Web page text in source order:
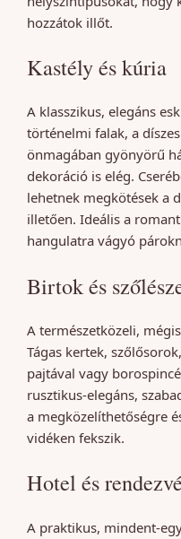
hozzátok illőt.
Kastély és kúria
A klasszikus, elegáns
történelmi falak, a
önmagában gyönyörű
dekoráció is elég.
lehetnek megkötések a
illetően. Ideális a
hangulatra vágyó
Birtok és
A természetközeli,
Tágas kertek,
pajtával vagy
rusztikus-elegáns,
a megközelíthetőségre
vidéken fekszik.
Hotel és
A praktikus, mindent-